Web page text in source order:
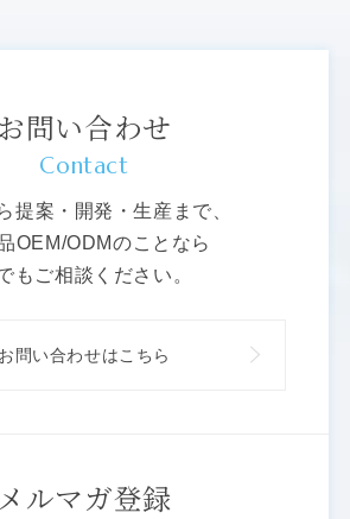
問い合わせ
Contact
提案・開発・生産まで、
OEM/ODMのことなら
もご相談ください。
お問い合わせはこちら
メルマガ登録